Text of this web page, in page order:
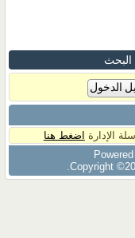
البحث
الإدارة اضغط هنا
Copyright